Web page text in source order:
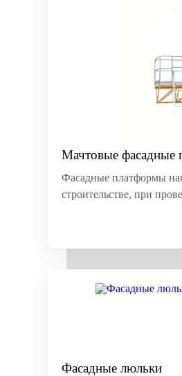
Мачтовые фасадные
Фасадные платформы
строительстве, при
Фасадные люльки